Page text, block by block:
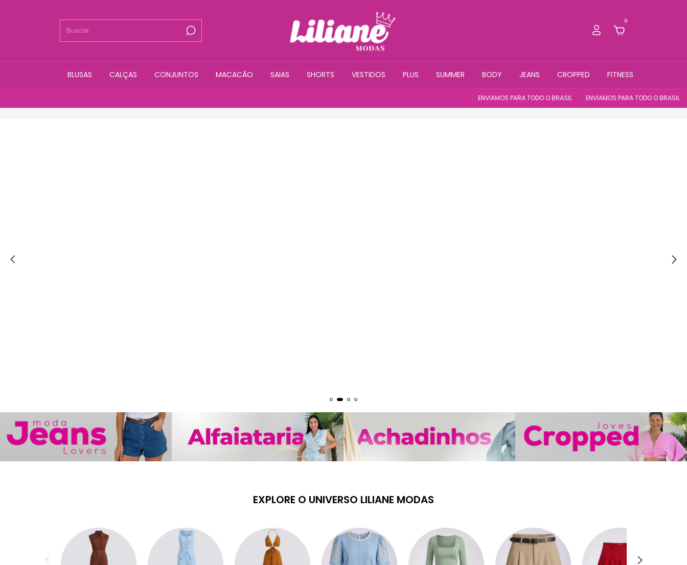
0
BLUSAS CALÇAS CONJUNTOS MACACÃO SAIAS SHORTS VESTIDOS PLUS SUMMER BODY JEANS CROPPED FITNESS
ENVIAMOS PARA TODO O BRASIL ENVIAMOS PARA TODO O BRASIL ENVIAMOS PARA TODO
EXPLORE O UNIVERSO LILIANE MODAS